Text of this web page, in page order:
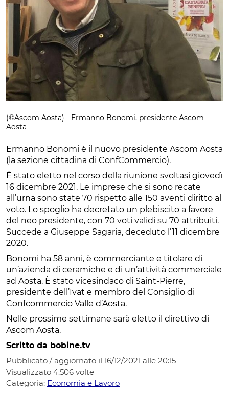
(©Ascom Aosta) - Ermanno Bonomi, presidente Ascom
Aosta
Ermanno Bonomi è il nuovo presidente Ascom Aosta
(la sezione cittadina di ConfCommercio).
È stato eletto nel corso della riunione svoltasi giovedì
16 dicembre 2021. Le imprese che si sono recate
all’urna sono state 70 rispetto alle 150 aventi diritto al
voto. Lo spoglio ha decretato un plebiscito a favore
del neo presidente, con 70 voti validi su 70 attribuiti.
Succede a Giuseppe Sagaria, deceduto l’11 dicembre
2020.
Bonomi ha 58 anni, è commerciante e titolare di
un’azienda di ceramiche e di un’attività commerciale
ad Aosta. È stato vicesindaco di Saint-Pierre,
presidente dell’Ivat e membro del Consiglio di
Confcommercio Valle d’Aosta.
Nelle prossime settimane sarà eletto il direttivo di
Ascom Aosta.
Scritto da bobine.tv
Pubblicato / aggiornato il 16/12/2021 alle 20:15
Visualizzato 4.506 volte
Categoria: Economia e Lavoro